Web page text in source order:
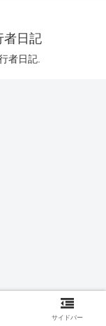
者日記
者日記.
サイドバー